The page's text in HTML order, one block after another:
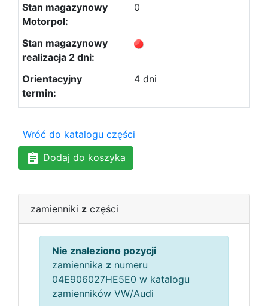
0
4 dni
Wróć do katalogu części
Dodaj do koszyka
zamienniki z części
Nie znaleziono pozycji
zamiennika z numeru
04E906027HE5E0 w katalogu
zamienników VW/Audi